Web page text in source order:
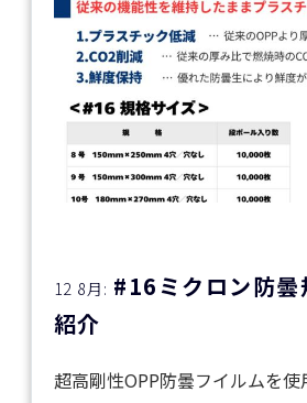
12 8月: #16ミクロン防曇
紹介
超高剛性OPP防曇フイルムを